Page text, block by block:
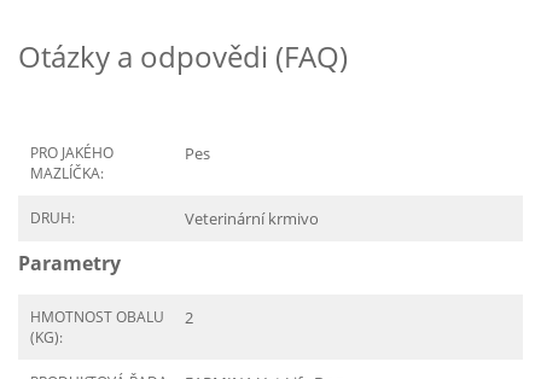
Otázky a odpovědi (FAQ)
PRO JAKÉHO
MAZLÍČKA:
Pes
DRUH: Veterinární krmivo
Parametry
HMOTNOST OBALU
(KG):
2